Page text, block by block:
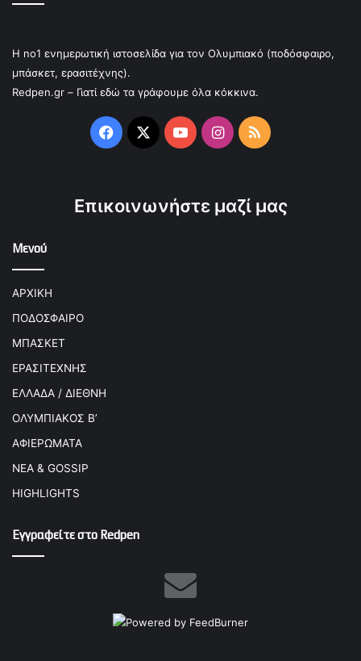
Η no1 ενημερωτική ιστοσελίδα για τον Ολυμπιακό (ποδόσφαιρο,
μπάσκετ, ερασιτέχνης).
Redpen.gr – Γιατί εδώ τα γράφουμε όλα κόκκινα.
Facebook
X YouTubeInstagram
RSS
Επικοινωνήστε μαζί μας
Μενού
ΑΡΧΙΚΗ
ΠΟΔΟΣΦΑΙΡΟ
ΜΠΑΣΚΕΤ
ΕΡΑΣΙΤΕΧΝΗΣ
ΕΛΛΑΔΑ / ΔΙΕΘΝΗ
ΟΛΥΜΠΙΑΚΟΣ Β’
ΑΦΙΕΡΩΜΑΤΑ
ΝΕΑ & GOSSIP
HIGHLIGHTS
Εγγραφείτε στο Redpen